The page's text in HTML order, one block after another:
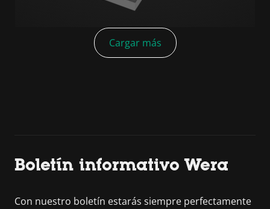
Cargar más
Boletín informativo Wera
Con nuestro boletín estarás siempre perfectamente